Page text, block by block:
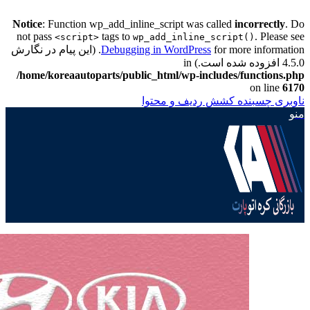
Notice: Function wp_add_inline_script was called incorrectly. Do
not pass <script> tags to wp_add_inline_script() . Please see
Debugging in WordPressfor more information. (این پیام در نگارش
4.5.0 افزوده شده است.) in
/home/koreaautoparts/public_html/wp-includes/functions.php
on line 6170
ناوبری چسبنده کشش ردیف و محتوا
منو